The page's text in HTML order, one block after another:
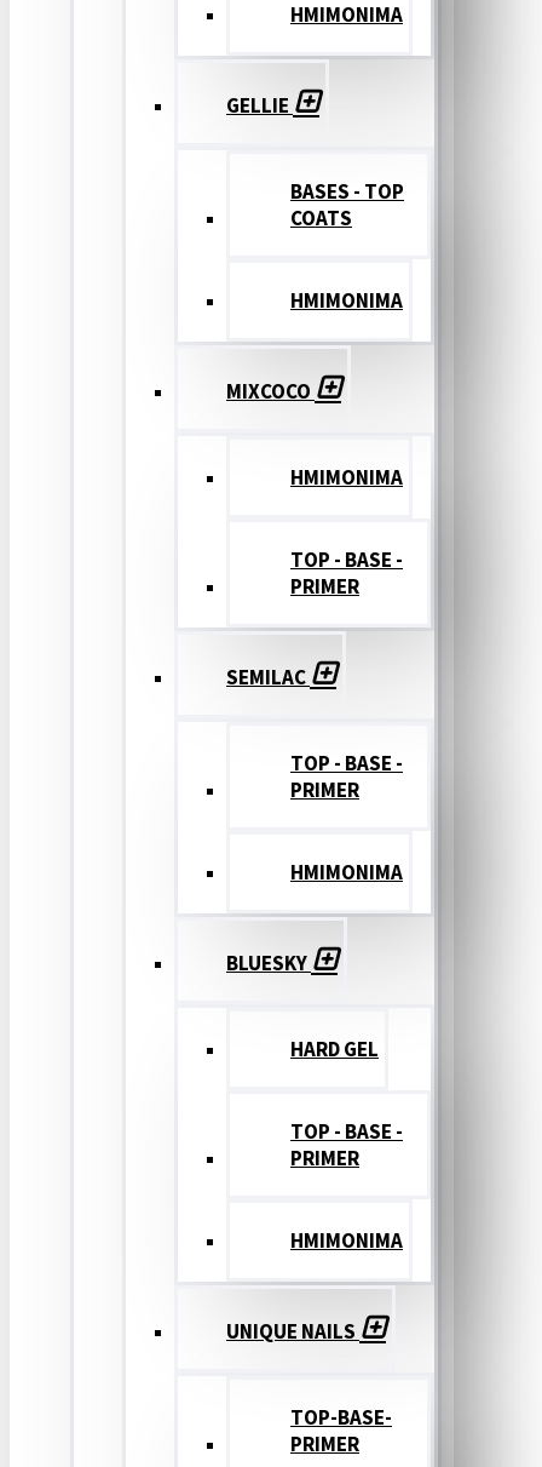
ΗΜΙΜΟΝΙΜΑ
GELLIE
BASES - TOP
COATS
ΗΜΙΜΟΝΙΜΑ
MIXCOCO
HMIMONIMA
TOP - BASE -
PRIMER
SEMILAC
TOP - BASE -
PRIMER
ΗΜΙΜΟΝΙΜΑ
BLUESKY
HARD GEL
TOP - BASE -
PRIMER
ΗΜΙΜΟΝΙΜΑ
UNIQUE NAILS
TOP-BASE-
PRIMER